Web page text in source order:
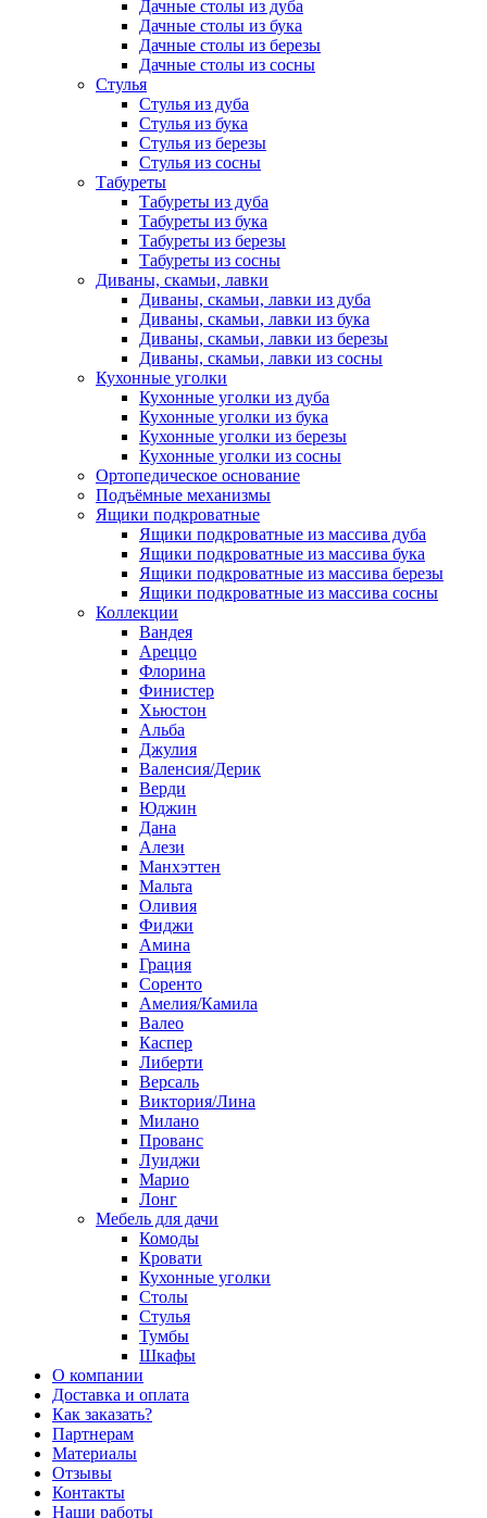
Дачные столы из дуба
Дачные столы из бука
Дачные столы из березы
Дачные столы из сосны
Стулья
Стулья из дуба
Стулья из бука
Стулья из березы
Стулья из сосны
Табуреты
Табуреты из дуба
Табуреты из бука
Табуреты из березы
Табуреты из сосны
Диваны, скамьи, лавки
Диваны, скамьи, лавки из дуба
Диваны, скамьи, лавки из бука
Диваны, скамьи, лавки из березы
Диваны, скамьи, лавки из сосны
Кухонные уголки
Кухонные уголки из дуба
Кухонные уголки из бука
Кухонные уголки из березы
Кухонные уголки из сосны
Ортопедическое основание
Подъёмные механизмы
Ящики подкроватные
Ящики подкроватные из массива дуба
Ящики подкроватные из массива бука
Ящики подкроватные из массива березы
Ящики подкроватные из массива сосны
Коллекции
Вандея
Ареццо
Флорина
Финистер
Хьюстон
Альба
Джулия
Валенсия/Дерик
Верди
Юджин
Дана
Алези
Манхэттен
Мальта
Оливия
Фиджи
Амина
Грация
Соренто
Амелия/Камила
Валео
Каспер
Либерти
Версаль
Виктория/Лина
Милано
Прованс
Луиджи
Марио
Лонг
Мебель для дачи
Комоды
Кровати
Кухонные уголки
Столы
Стулья
Тумбы
Шкафы
О компании
Доставка и оплата
Как заказать?
Партнерам
Материалы
Отзывы
Контакты
Наши работы